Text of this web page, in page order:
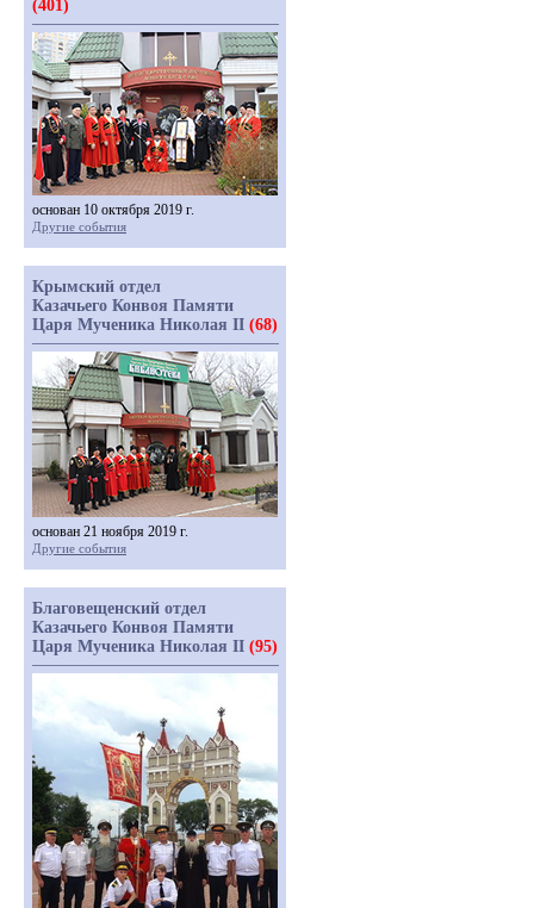
(401)
основан 10 октября 2019 г.
Другие события
Крымский отдел
Казачьего Конвоя Памяти
Царя Мученика Николая II (68)
основан 21 ноября 2019 г.
Другие события
Благовещенский отдел
Казачьего Конвоя Памяти
Царя Мученика Николая II (95)